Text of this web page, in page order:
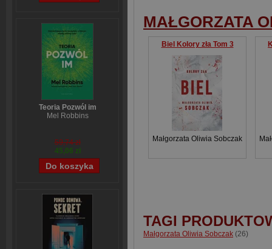
Teoria Pozwól im
Mel Robbins
59,74 zł
45,06 zł
MAŁGORZATA
Biel Kolory zła Tom 3
Małgorzata Oliwia Sobczak
TAGI
Małgorzata Oliwia Sobczak (26)